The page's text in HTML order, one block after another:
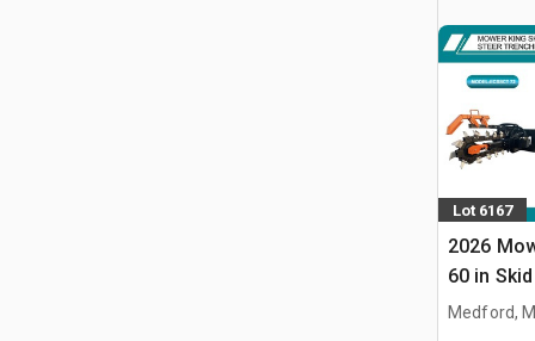
Lot 6167
2026
60 in
(Unused)
Medford,